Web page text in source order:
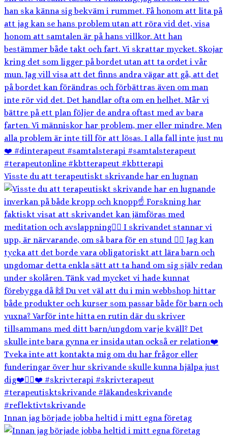
Visste du att terapeutiskt skrivande har en lugnan
Innan jag började jobba heltid i mitt egna företag